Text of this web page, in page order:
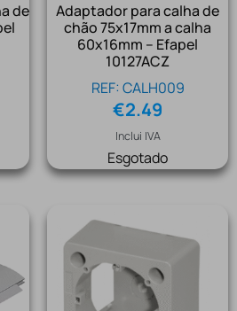
de
Adaptador para calha de
chão 75x17mm a calha
60x16mm – Efapel
10127ACZ
REF: CALH009
€2.49
Inclui IVA
Esgotado